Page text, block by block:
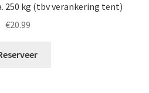
250 kg (tbv verankering tent)
€20.99